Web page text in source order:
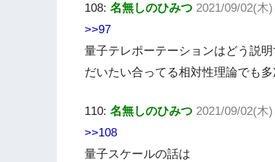
108: 名無しのひみつ 2021/09/02(木
>>97
量子テレポーテーションはどう説
だいたい合ってる相対性理論でも
110: 名無しのひみつ 2021/09/02(木
>>108
量子スケールの話は